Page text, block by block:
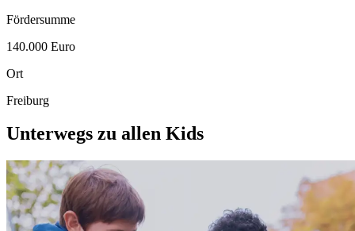
Fördersumme
140.000 Euro
Ort
Freiburg
Unterwegs zu allen Kids